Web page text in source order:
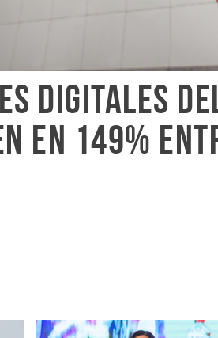
digitales
en 149%